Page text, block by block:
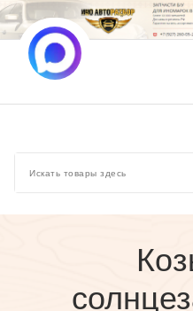
Перейти
к
содержимому